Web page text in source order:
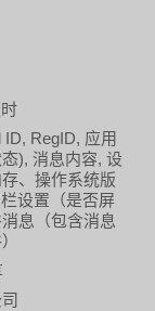
ID, RegID, 应用
), 消息内容,设
、操作系统版
设置（是否屏
息（包含消息